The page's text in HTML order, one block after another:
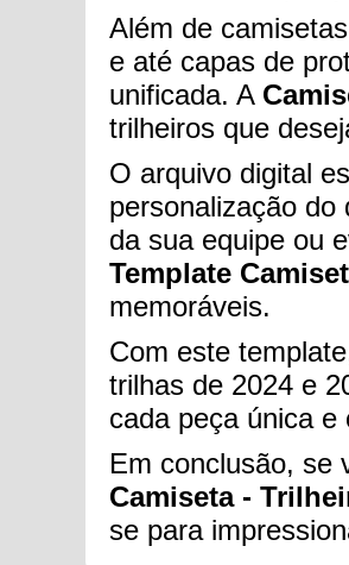
Além de
e até capas de
unificada. A
trilheiros que
O arquivo digital
personalização
da sua equipe ou
Template
memoráveis.
Com este
trilhas de 2024 e
cada peça única e
Em conclusão, se
Camiseta -
se para